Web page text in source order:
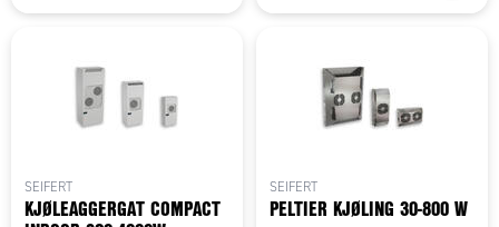
SEIFERT
KJØLEAGGERGAT COMPACT
SEIFERT
PELTIER KJØLING 30-800 W